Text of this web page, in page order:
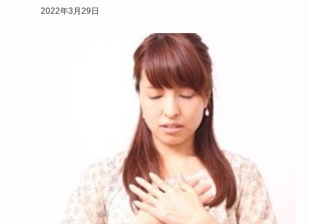
開けている人も…
2022年3月29日